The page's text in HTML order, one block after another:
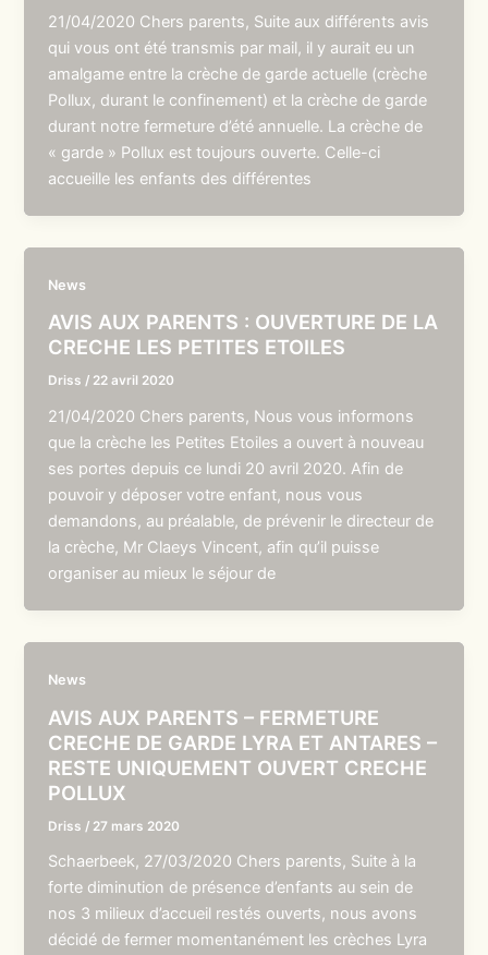
21/04/2020 Chers parents, Suite aux différents avis
qui vous ont été transmis par mail, il y aurait eu un
amalgame entre la crèche de garde actuelle (crèche
Pollux, durant le confinement) et la crèche de garde
durant notre fermeture d’été annuelle. La crèche de
« garde » Pollux est toujours ouverte. Celle-ci
accueille les enfants des différentes
News
AVIS AUX PARENTS : OUVERTURE DE LA
CRECHE LES PETITES ETOILES
Driss / 22 avril 2020
21/04/2020 Chers parents, Nous vous informons
que la crèche les Petites Etoiles a ouvert à nouveau
ses portes depuis ce lundi 20 avril 2020. Afin de
pouvoir y déposer votre enfant, nous vous
demandons, au préalable, de prévenir le directeur de
la crèche, Mr Claeys Vincent, afin qu’il puisse
organiser au mieux le séjour de
News
AVIS AUX PARENTS – FERMETURE
CRECHE DE GARDE LYRA ET ANTARES –
RESTE UNIQUEMENT OUVERT CRECHE
POLLUX
Driss / 27 mars 2020
Schaerbeek, 27/03/2020 Chers parents, Suite à la
forte diminution de présence d’enfants au sein de
nos 3 milieux d’accueil restés ouverts, nous avons
décidé de fermer momentanément les crèches Lyra